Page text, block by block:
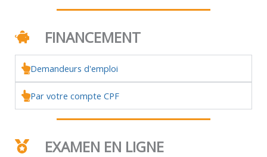
FINANCEMENT
Demandeurs d'emploi
Par votre compte CPF
EXAMEN EN LIGNE